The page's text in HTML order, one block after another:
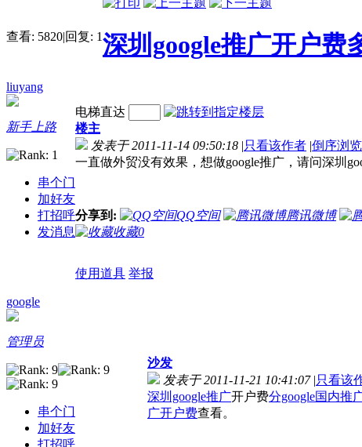
查看: 5820|回复: 1深圳google推广开户费
liuyang
新手上路
串个门
加好友
打招呼
发消息
电梯直达
楼主
发表于 2011-11-14 09:50:18 |只看该作者 |倒序浏览
一直做外贸没有效果，想做google推广，请问深圳
分享到: QQ空间 腾讯微博
收藏0
使用道具 举报
google
管理员
串个门
加好友
打招呼
沙发
发表于 2011-11-21 10:41:07 |只看该
深圳google推广开户费分google国内推
广开户费查看。